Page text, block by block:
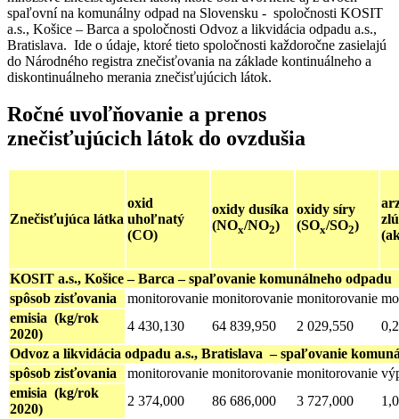
spaľovní na komunálny odpad na Slovensku - spoločnosti KOSIT
a.s., Košice – Barca a spoločnosti Odvoz a likvidácia odpadu a.s.,
Bratislava. Ide o údaje, ktoré tieto spoločnosti každoročne zasielajú
do Národného registra znečisťovania na základe kontinuálneho a
diskontinuálneho merania znečisťujúcich látok.
Ročné uvoľňovanie a prenos
znečisťujúcich látok do ovzdušia
Znečisťujúca látka
oxid
uhoľnatý
(CO)
oxidy dusíka
(NOx/NO2)
oxidy síry
(SOx/SO2)
KOSIT a.s., Košice – Barca – spaľovanie komunálneho odpadu
spôsob zisťovania
monitorovanie monitorovanie monitorovanie
emisia (kg/rok
2020)
4 430,130 64 839,950 2 029,550
Odvoz a likvidácia odpadu a.s., Bratislava – spaľovanie
spôsob zisťovania
monitorovanie monitorovanie monitorovanie
emisia (kg/rok
2020)
2 374,000 86 686,000 3 727,000